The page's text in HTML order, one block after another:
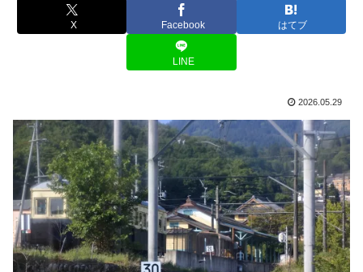
X Facebook はてブ
LINE
2026.05.29